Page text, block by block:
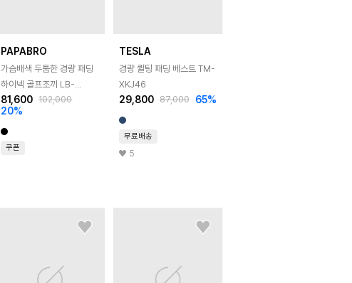
PAPABRO
가슴배색 두툼한 경량 패딩
하이넥 골프조끼 LB-
VEPG-KS21M103
81,600 102,000
20%
쿠폰
TESLA
경량 퀼팅 패딩 베스트 TM-
XKJ46
29,800 87,000 65%
무료배송
5